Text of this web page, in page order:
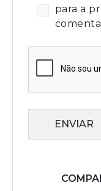
para a
ENVIAR